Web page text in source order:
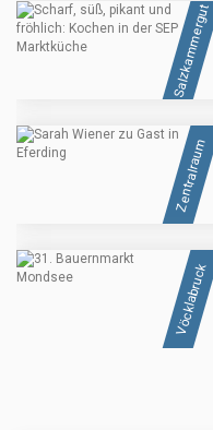
Salzkammergut
Zentralraum
Vöcklabruck